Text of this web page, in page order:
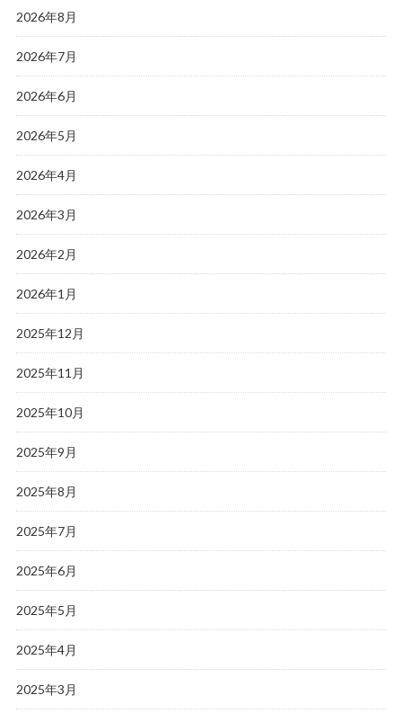
2026年8月
2026年7月
2026年6月
2026年5月
2026年4月
2026年3月
2026年2月
2026年1月
2025年12月
2025年11月
2025年10月
2025年9月
2025年8月
2025年7月
2025年6月
2025年5月
2025年4月
2025年3月